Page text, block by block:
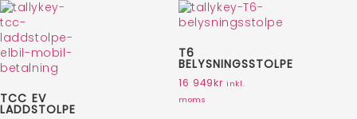
TCC EV
LADDSTOLPE
T6
BELYSNINGSSTOLPE
16 949kr inkl.
moms